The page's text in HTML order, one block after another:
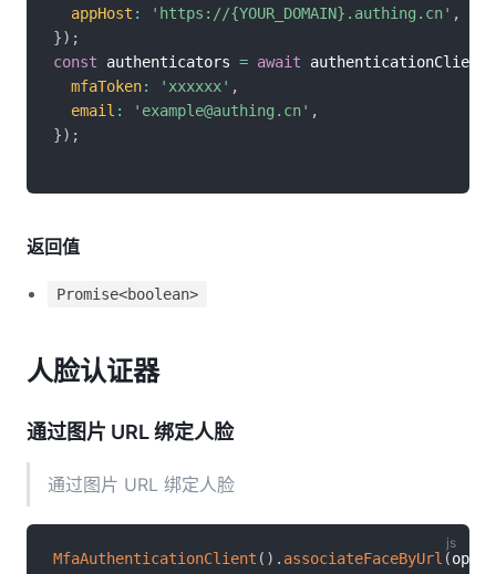
appHost : 'https://{YOUR_DOMAIN}.authing.cn' ,
}) ;
const authenticators = await authenticationClient
mfaToken: 'xxxxxx' ,
email : 'example@authing.cn' ,
}) ;
返回值
Promise<boolean>
人脸认证器
通过图片 URL 绑定人脸
通过图片 URL 绑定人脸
MfaAuthenticationClient ( ) . associateFaceByUrl (